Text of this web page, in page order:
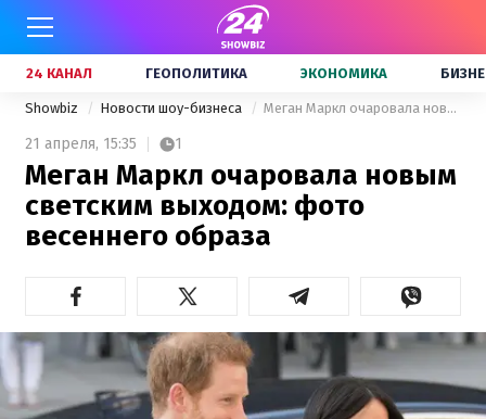
24 КАНАЛ ГЕОПОЛИТИКА ЭКОНОМИКА
Showbiz Новости шоу-бизнеса Меган Маркл очаровала новым светским выходом: фото весеннего образа
21 апреля, 15:35 1
Меган Маркл очаровала новым
светским выходом: фото
весеннего образа